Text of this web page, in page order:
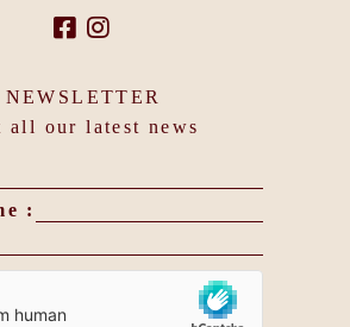
NEWSLETTER
all our latest news
: